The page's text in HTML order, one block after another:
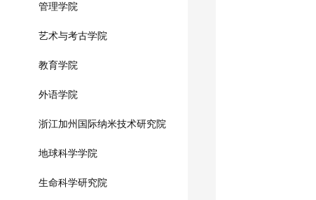
管理学院
艺术与考古学院
教育学院
外语学院
浙江加州国际纳米技术研究院
地球科学学院
生命科学研究院